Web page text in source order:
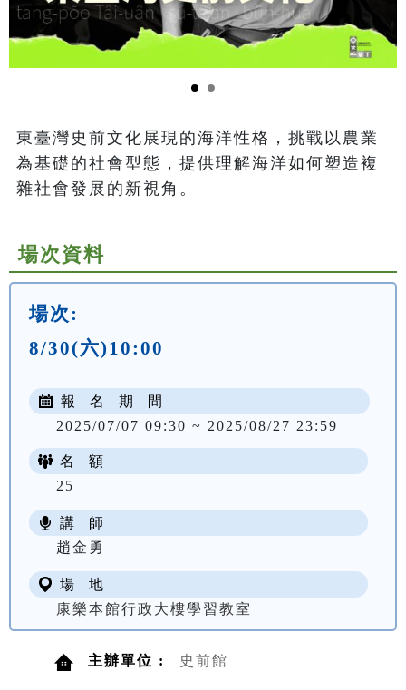
東臺灣史前文化展現的海洋性格，挑戰以農業
為基礎的社會型態，提供理解海洋如何塑造複
雜社會發展的新視角。
場次資料
場次:
8/30(六)10:00
報 名 期 間
2025/07/07 09:30 ~ 2025/08/27 23:59
名 額
25
講 師
趙金勇
場 地
康樂本館行政大樓學習教室
主辦單位 : 史前館